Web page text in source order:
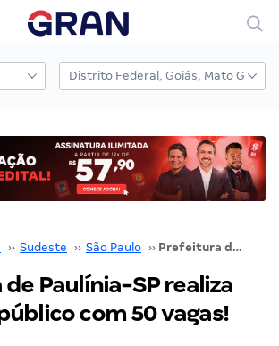
›› Sudeste ›› São Paulo ›› Prefeitura de Paulínia-SP realiza concurso público com 50 vagas!
Paulínia-SP realiza
com 50 vagas!